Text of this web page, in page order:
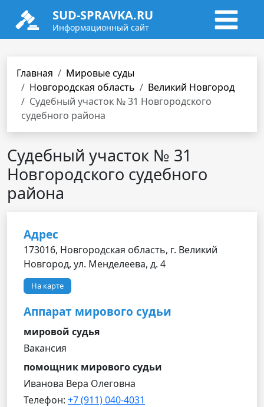
SUD-SPRAVKA.RU
Информационный сайт
Главная
Мировые суды
Новгородская область
Великий Новгород
Судебный участок № 31 Новгородского
судебного района
Судебный участок № 31
Новгородского судебного
района
Адрес
173016, Новгородская область, г. Великий
Новгород, ул. Менделеева, д. 4
На карте
Аппарат мирового судьи
мировой судья
Вакансия
помощник мирового судьи
Иванова Вера Олеговна
Телефон: +7 (911) 040-4031